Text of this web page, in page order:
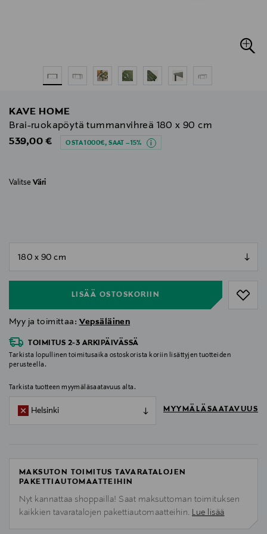
KAVE HOME
Brai-ruokapöytä tummanvihreä 180 x 90 cm
Original Price
539,00 € OSTA 1000€, SAAT –15%
Valitse Väri
LISÄÄ OSTOSKORIIN
Myy ja toimittaa: Vepsäläinen
TOIMITUS 2-3 ARKIPÄIVÄSSÄ
Tarkista lopullinen toimitusaika ostoskorista koriin lisättyjen tuotteiden
perusteella.
Tarkista tuotteen myymäläsaatavuus alta.
Helsinki MYYMÄLÄSAATAVUUS
MAKSUTON TOIMITUS TAVARATALOJEN
PAKETTIAUTOMAATTEIHIN
Nyt kannattaa shoppailla! Saat maksuttoman toimituksen
kaikkien tavaratalojen pakettiautomaatteihin. Lue lisää